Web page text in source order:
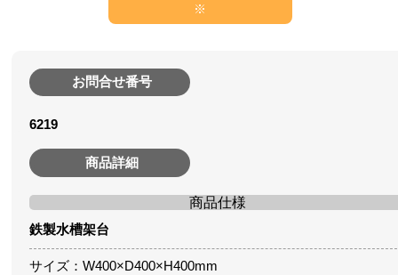
※
お問合せ番号
6219
商品詳細
商品仕様
鉄製水槽架台
サイズ：W400×D400×H400mm